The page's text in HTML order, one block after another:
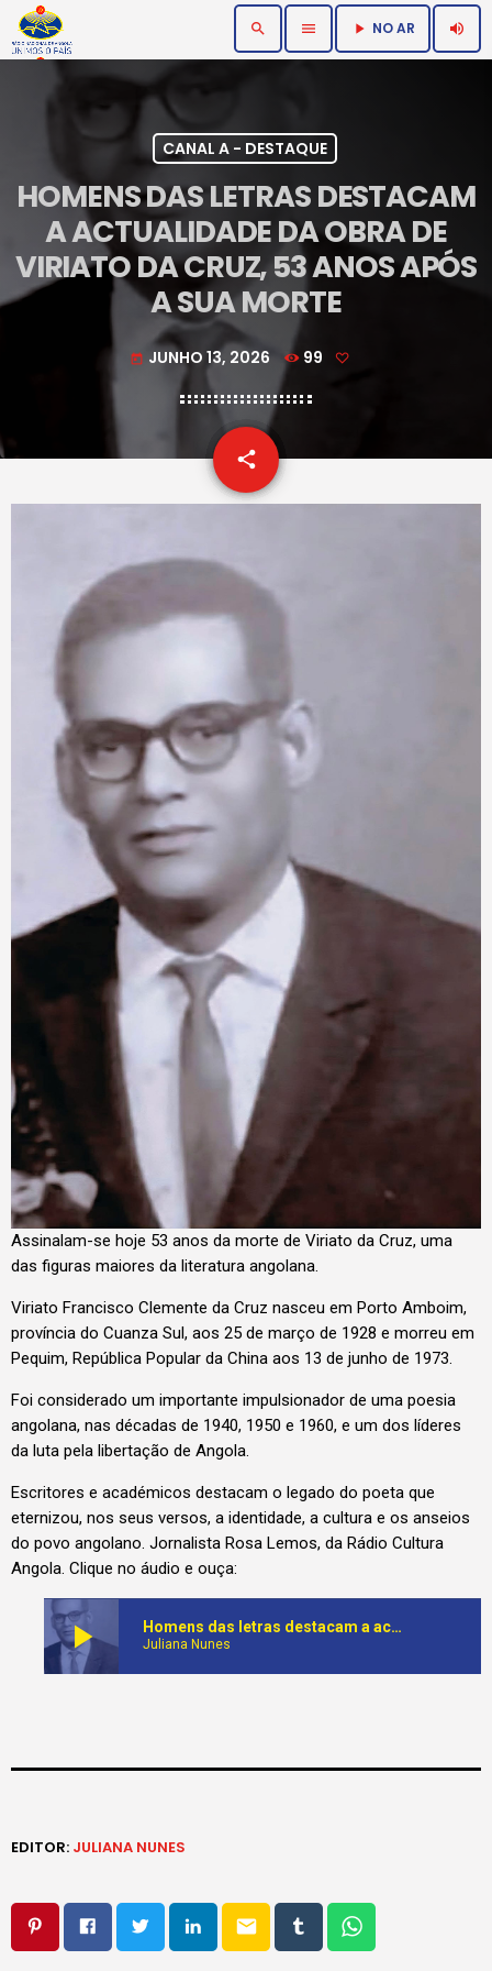
search menu play_arrow NO AR volume_up
CANAL A - DESTAQUE
HOMENS DAS LETRAS DESTACAM
A ACTUALIDADE DA OBRA DE
VIRIATO DA CRUZ, 53 ANOS APÓS
A SUA MORTE
today JUNHO 13, 2026 99
share
email
Assinalam-se hoje 53 anos da morte de Viriato da Cruz, uma
das figuras maiores da literatura angolana.
Viriato Francisco Clemente da Cruz nasceu em Porto Amboim,
província do Cuanza Sul, aos 25 de março de 1928 e morreu em
Pequim, República Popular da China aos 13 de junho de 1973.
Foi considerado um importante impulsionador de uma poesia
angolana, nas décadas de 1940, 1950 e 1960, e um dos líderes
da luta pela libertação de Angola.
Escritores e académicos destacam o legado do poeta que
eternizou, nos seus versos, a identidade, a cultura e os anseios
do povo angolano. Jornalista Rosa Lemos, da Rádio Cultura
Angola. Clique no áudio e ouça:
play_arrow Homens das letras destacam a actualidade da obra de Viriato da Cruz, 53 anos após a sua morte
Juliana Nunes
EDITOR: JULIANA NUNES
email